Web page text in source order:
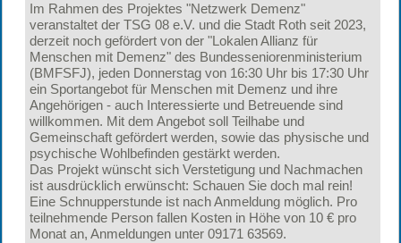
Im Rahmen des Projektes "Netzwerk Demenz"
veranstaltet der TSG 08 e.V. und die Stadt Roth seit 2023,
derzeit noch gefördert von der "Lokalen Allianz für
Menschen mit Demenz" des Bundesseniorenministerium
(BMFSFJ), jeden Donnerstag von 16:30 Uhr bis 17:30 Uhr
ein Sportangebot für Menschen mit Demenz und ihre
Angehörigen - auch Interessierte und Betreuende sind
willkommen. Mit dem Angebot soll Teilhabe und
Gemeinschaft gefördert werden, sowie das physische und
psychische Wohlbefinden gestärkt werden.
Das Projekt wünscht sich Verstetigung und Nachmachen
ist ausdrücklich erwünscht: Schauen Sie doch mal rein!
Eine Schnupperstunde ist nach Anmeldung möglich. Pro
teilnehmende Person fallen Kosten in Höhe von 10 € pro
Monat an, Anmeldungen unter 09171 63569.